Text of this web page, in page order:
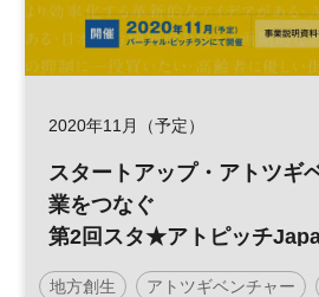
2020年11月（予定）
スタートアップ・アトツギ
業をつなぐ
第2回スタ★アトピッチ
ック
地方創生 アトツギベンチャー